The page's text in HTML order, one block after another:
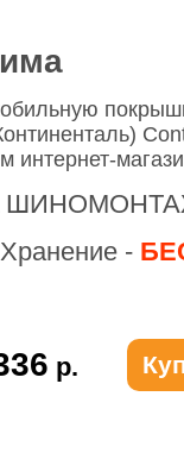
интернет-
-
р.